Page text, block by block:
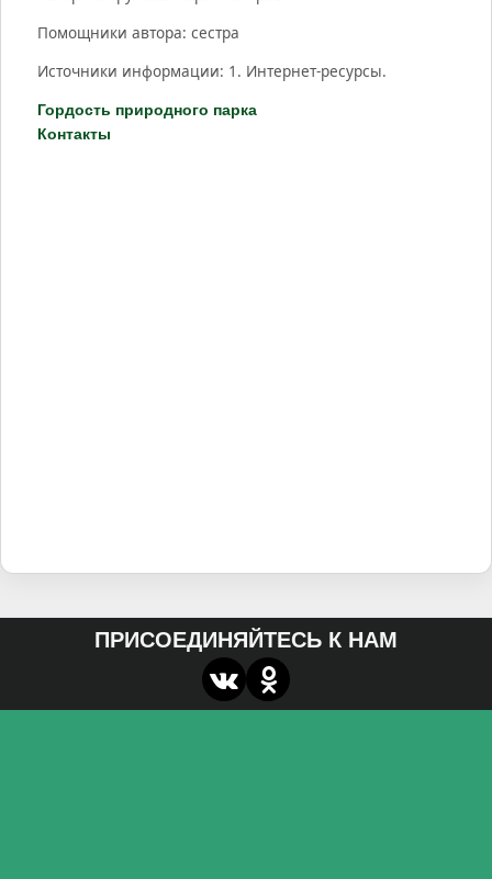
Помощники автора: сестра
Источники информации: 1. Интернет-ресурсы.
Гордость природного парка
Контакты
ПРИСОЕДИНЯЙТЕСЬ К НАМ